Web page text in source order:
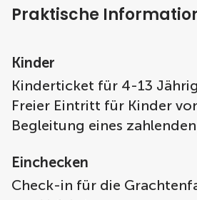
Praktische
Kinder
Kinderticket für 4-13
Freier Eintritt für Kinder
Begleitung eines
Einchecken
Check-in für die